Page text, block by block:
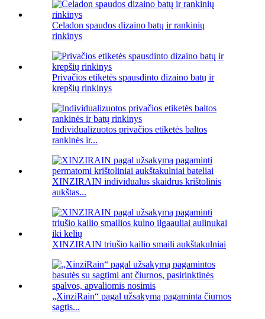
Celadon spaudos dizaino batų ir rankinių
rinkinys
Privačios etiketės spausdinto dizaino batų ir
krepšių rinkinys
Individualizuotos privačios etiketės baltos
rankinės ir...
XINZIRAIN individualus skaidrus krištolinis
aukštas...
XINZIRAIN triušio kailio smaili aukštakulniai
„XinziRain“ pagal užsakymą pagaminta čiurnos
sagtis...